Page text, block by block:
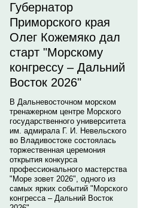
Губернатор
Приморского края
Олег Кожемяко дал
старт "Морскому
конгрессу – Дальний
Восток 2026"
В Дальневосточном морском
тренажерном центре Морского
государственного университета
им. адмирала Г. И. Невельского
во Владивостоке состоялась
торжественная церемония
открытия конкурса
профессионального мастерства
"Море зовет 2026", одного из
самых ярких событий "Морского
конгресса – Дальний Восток